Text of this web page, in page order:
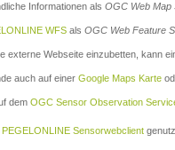
Informationen als OGC Web Map
WFS als OGC Web Feature
externe Webseite einzubetten, kann
auch auf einer Google Maps Karte
dem OGC Sensor Observation
PEGELONLINE Sensorwebclient